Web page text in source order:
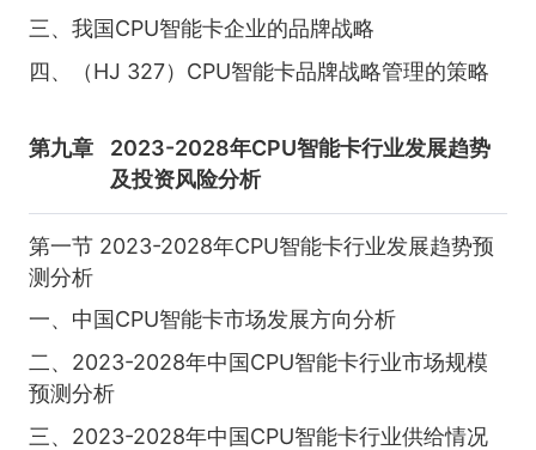
三、我国CPU智能卡企业的品牌战略
四、（HJ 327）CPU智能卡品牌战略管理的策略
第九章
2023-2028年CPU智能卡行业发展趋势
及投资风险分析
第一节 2023-2028年CPU智能卡行业发展趋势预
测分析
一、中国CPU智能卡市场发展方向分析
二、2023-2028年中国CPU智能卡行业市场规模
预测分析
三、2023-2028年中国CPU智能卡行业供给情况